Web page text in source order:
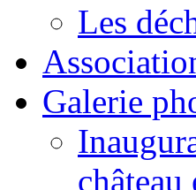
Les
Galerie
château